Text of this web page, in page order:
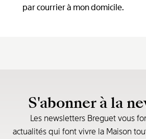
par courrier à mon domicile.
S'abonner à la
Les newsletters Breguet vous
actualités qui font vivre la Maison